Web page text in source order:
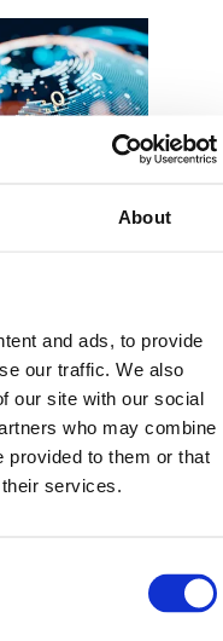
About
and ads, to provide
our traffic. We also
our site with our social
who may combine
provided to them or that
services.